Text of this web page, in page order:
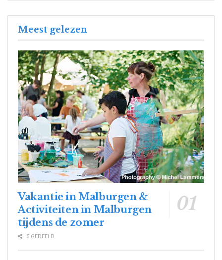
Meest gelezen
Vakantie in Malburgen &
Activiteiten in Malburgen
tijdens de zomer
5 GEDEELD